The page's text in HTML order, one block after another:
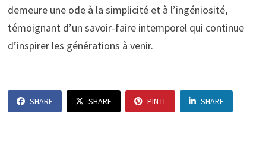
demeure une ode à la simplicité et à l’ingéniosité,
témoignant d’un savoir-faire intemporel qui continue
d’inspirer les générations à venir.
SHARE SHARE PIN IT SHARE